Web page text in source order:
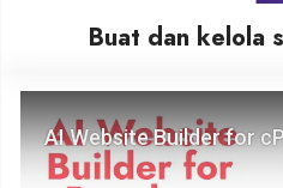
Buat dan kelola